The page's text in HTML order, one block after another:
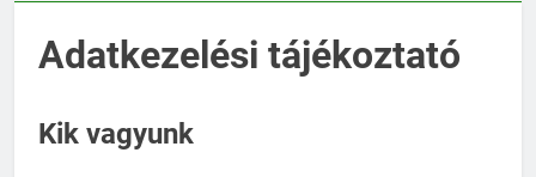
Növénykereső És
Növényhatározó
Adatkezelési tájékoztató
Kik vagyunk